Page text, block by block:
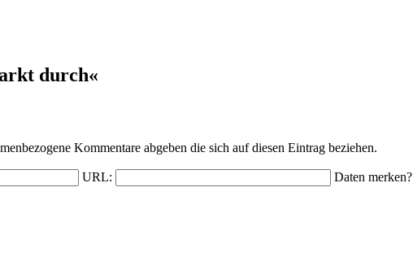
durch«
Kommentare abgeben die sich auf diesen Eintrag beziehen.
URL: Daten merken?